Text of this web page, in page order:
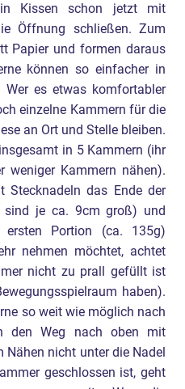
Kissen schon jetzt mit
Öffnung schließen. Zum
Papier und formen daraus
können so einfacher in
es etwas komfortabler
einzelne Kammern für die
an Ort und Stelle bleiben.
in 5 Kammern (ihr
weniger Kammern nähen).
Stecknadeln das Ende der
sind je ca. 9cm groß) und
Portion (ca. 135g)
nehmen möchtet, achtet
nicht zu prall gefüllt ist
haben).
so weit wie möglich nach
den Weg nach oben mit
nicht unter die Nadel
geschlossen ist, geht